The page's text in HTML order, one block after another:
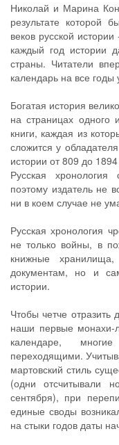
Николай и Марина
результате которой
веков русской
каждый год истории
страны. Читатели
календарь на все годы
Богатая история
на страницах одного
книги, каждая из
сложится у
истории от 809 до 1894
Русская
поэтому издатель не
ни в коем случае не
Русская хронология
не только войны, в
книжные
документам, но и
истории.
Чтобы четче отразить
наши первые монахи-
календаре,
переходящими.
мартовский стиль
(одни отсчитывали
сентября), при
единые своды
на стыки годов даты